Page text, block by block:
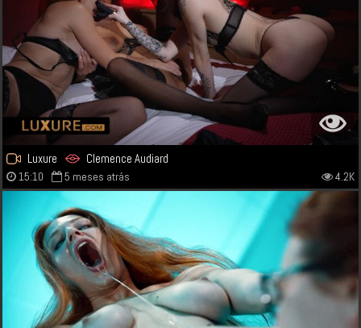
Luxure Clemence Audiard
15:10 5 meses atrás 4.2K